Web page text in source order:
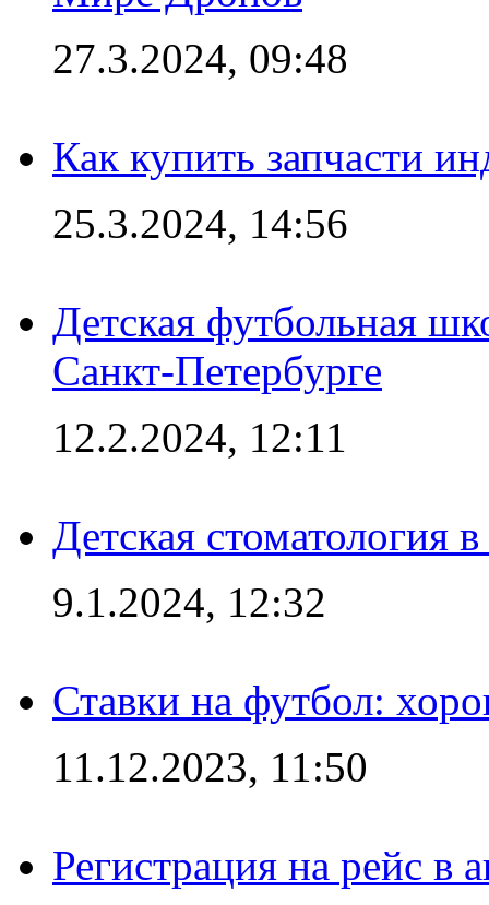
27.3.2024, 09:48
Как купить запчасти
25.3.2024, 14:56
Детская футбольная
Санкт-Петербурге
12.2.2024, 12:11
Детская стоматология
9.1.2024, 12:32
Ставки на футбол:
11.12.2023, 11:50
Регистрация на рейс в